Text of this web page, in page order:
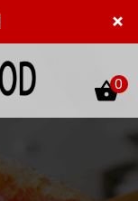
×
0